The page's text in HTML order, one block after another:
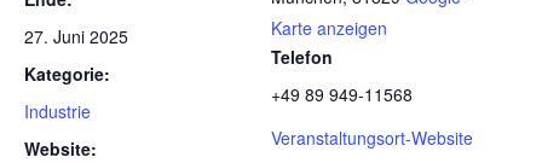
27. Juni 2025
Kategorie:
Industrie
Website:
Karte anzeigen
Telefon
+49 89 949-11568
Veranstaltungsort-Website